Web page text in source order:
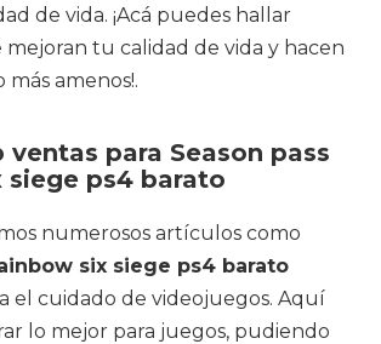
de vida. ¡Acá puedes hallar
tu calidad de vida y hacen
amenos!.
para Season pass
siege ps4 barato
numerosos artículos como
six siege ps4 barato
el cuidado de videojuegos. Aquí
lo mejor para juegos, pudiendo